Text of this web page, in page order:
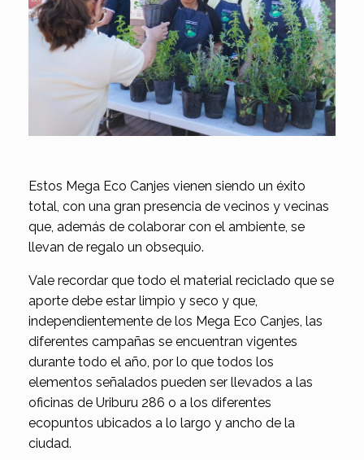
Estos Mega Eco Canjes vienen siendo un éxito
total, con una gran presencia de vecinos y vecinas
que, además de colaborar con el ambiente, se
llevan de regalo un obsequio.
Vale recordar que todo el material reciclado que se
aporte debe estar limpio y seco y que,
independientemente de los Mega Eco Canjes, las
diferentes campañas se encuentran vigentes
durante todo el año, por lo que todos los
elementos señalados pueden ser llevados a las
oficinas de Uriburu 286 o a los diferentes
ecopuntos ubicados a lo largo y ancho de la
ciudad.